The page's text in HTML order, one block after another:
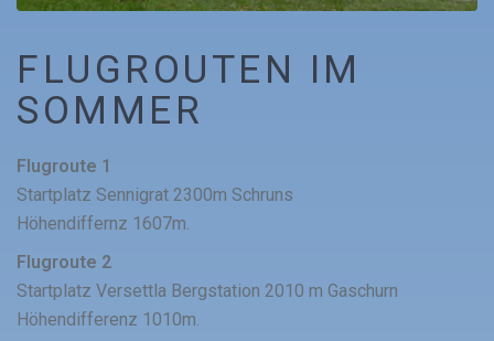
FLUGROUTEN IM
SOMMER
Flugroute 1
Startplatz Sennigrat 2300m Schruns
Höhendiffernz 1607m.
Flugroute 2
Startplatz Versettla Bergstation 2010 m Gaschurn
Höhendifferenz 1010m.